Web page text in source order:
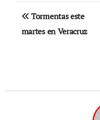
Navegación
de
Tormentas este
martes en Veracruz